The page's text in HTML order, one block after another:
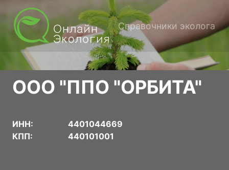
Справочники эколога
ООО "ППО "ОРБИТА"
ИНН:
4401044669
КПП:
440101001